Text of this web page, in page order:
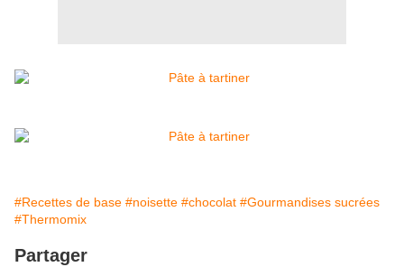
#Recettes de base #noisette #chocolat #Gourmandises sucrées
#Thermomix
Partager